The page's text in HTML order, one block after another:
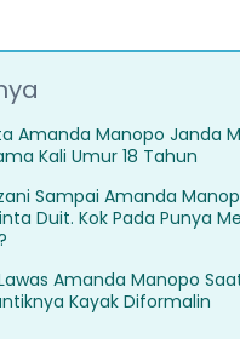
Amanda Manopo Janda
Kali Umur 18 Tahun
Sampai Amanda
Duit. Kok Pada Punya
Amanda Manopo
Kayak Diformalin